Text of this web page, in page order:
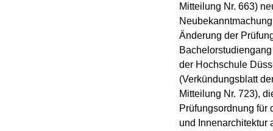
Mitteilung Nr. 663)
Änderung der
der Hochschule
(Verkündungsblatt
Mitteilung Nr. 723),
Prüfungsordnung für
und Innenarchitektur